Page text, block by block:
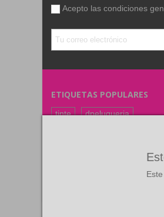
Acepto las condiciones
ETIQUETAS POPULARES
tinte
dpeluqueria